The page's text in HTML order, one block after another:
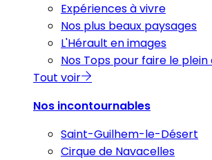
Expériences à vivre
Nos plus beaux paysages
L'Hérault en images
Nos Tops pour faire le
Tout voir
Nos incontournables
Saint-Guilhem-le-Désert
Cirque de Navacelles